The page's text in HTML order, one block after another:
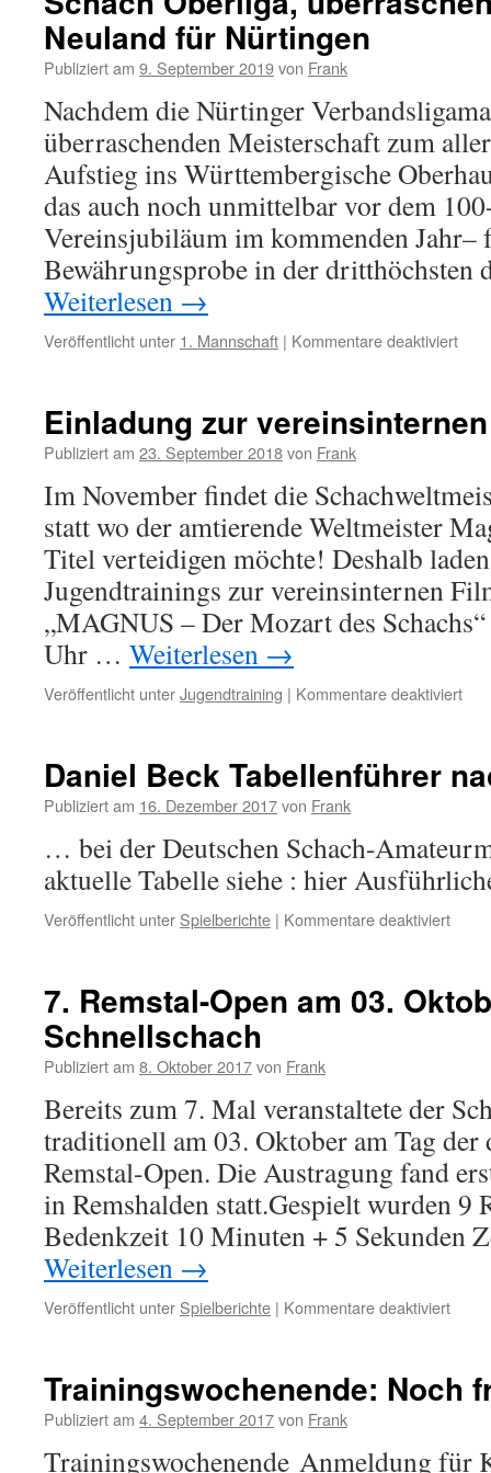
Neuland für Nürtingen
Publiziert am 9. September 2019von Frank
Nachdem die Nürtinger
überraschenden Meisterschaft zum
Aufstieg ins Württembergische
das auch noch unmittelbar vor dem
Vereinsjubiläum im kommenden Jahr–
Bewährungsprobe in der
Weiterlesen →
Veröffentlicht unter 1. Mannschaft | Kommentare deaktiviertfür
für
Einladung zur
Publiziert am 23. September 2018von Frank
Im November findet die
statt wo der amtierende Weltmeister
Titel verteidigen möchte! Deshalb
Jugendtrainings zur vereinsinternen
„MAGNUS – Der Mozart des
Uhr … Weiterlesen →
Veröffentlicht unterJugendtraining | Kommentare deaktiviertfür
Daniel Beck Tabellenführer
Publiziert am 16. Dezember 2017von Frank
… bei der Deutschen Schach-
aktuelle Tabelle siehe : hier
Veröffentlicht unter Spielberichte | Kommentare deaktiviertfür
nach
7. Remstal-Open am 03.
Schnellschach
Publiziert am 8. Oktober 2017von Frank
Bereits zum 7. Mal veranstaltete der
traditionell am 03. Oktober am Tag der
Remstal-Open. Die Austragung fand
in Remshalden statt.Gespielt wurden 9
Bedenkzeit 10 Minuten + 5 Sekunden
Weiterlesen →
Veröffentlicht unter Spielberichte | Kommentare deaktiviertfür
am
2017
Trainingswochenende: Noch
Publiziert am 4. September 2017von Frank
Trainingswochenende Anmeldung für